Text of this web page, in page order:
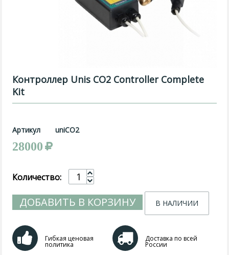
Контроллер Unis CO2 Controller Complete
Kit
Артикул uniCO2
28000
Количество:
ДОБАВИТЬ В КОРЗИНУ В НАЛИЧИИ
Гибкая ценовая
политика
Доставка по всей
России